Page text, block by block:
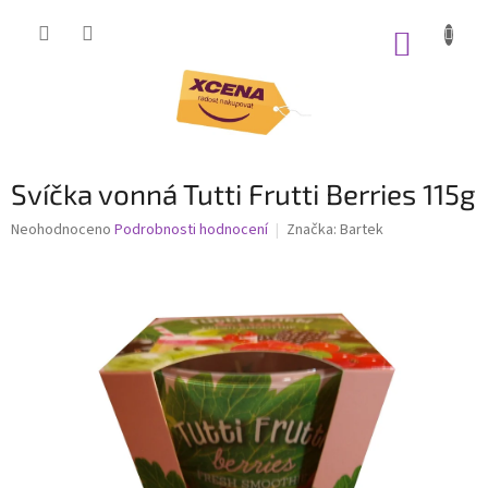
Svíčka vonná Tutti Frutti Berries 115g
Průměrné
Neohodnoceno Podrobnosti hodnocení Značka: Bartek